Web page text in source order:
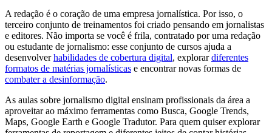
A redação é o coração de uma empresa jornalística. Por isso, o
terceiro conjunto de treinamentos foi criado pensando em jornalistas
e editores. Não importa se você é frila, contratado por uma redação
ou estudante de jornalismo: esse conjunto de cursos ajuda a
desenvolverhabilidades de cobertura digital, explorardiferentes
formatos de matérias jornalísticas e encontrar novas formas de
combater a desinformação.
As aulas sobre jornalismo digital ensinam profissionais da área a
aproveitar ao máximo ferramentas como Busca, Google Trends,
Maps, Google Earth e Google Tradutor. Para quem quiser explorar